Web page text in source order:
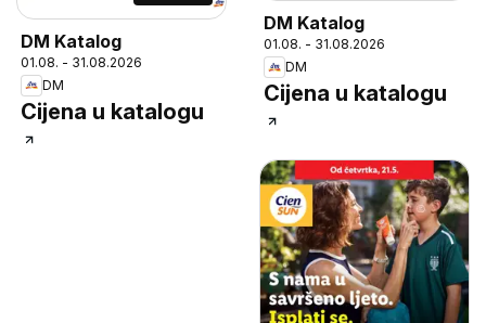
DM Katalog
01.08. - 31.08.2026
DM
Cijena u katalogu
DM Katalog
01.08. - 31.08.2026
DM
Cijena u katalogu